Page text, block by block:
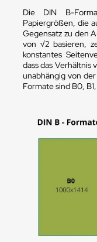
Die DIN B-
Papiergrößen, die
Gegensatz zu den
von √2 basieren,
konstantes
dass das Verhältnis
unabhängig von
Formate sind B0,